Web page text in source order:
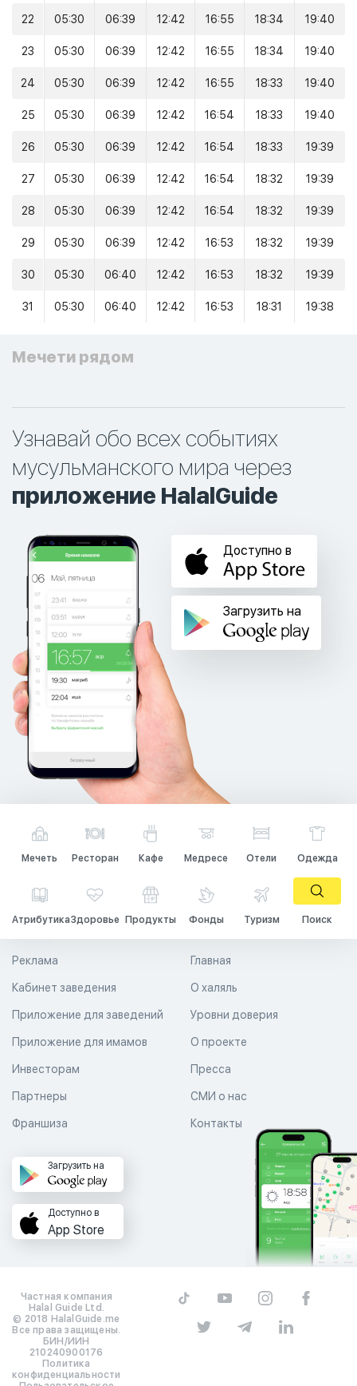
22 05:30 06:39 12:42 16:55 18:34 19:40
23 05:30 06:39 12:42 16:55 18:34 19:40
24 05:30 06:39 12:42 16:55 18:33 19:40
25 05:30 06:39 12:42 16:54 18:33 19:40
26 05:30 06:39 12:42 16:54 18:33 19:39
27 05:30 06:39 12:42 16:54 18:32 19:39
28 05:30 06:39 12:42 16:54 18:32 19:39
29 05:30 06:39 12:42 16:53 18:32 19:39
30 05:30 06:40 12:42 16:53 18:32 19:39
31 05:30 06:40 12:42 16:53 18:31 19:38
Мечети рядом
Узнавай обо всех событиях
мусульманского мира через
приложение HalalGuide
Доступно в
Загрузить на
Мечеть Ресторан Кафе Медресе Отели Одежда
АтрибутикаЗдоровье Продукты Фонды Туризм Поиск
Главная
О халяль
Уровни доверия
Реклама
Кабинет заведения
Приложение для заведений
Приложение для имамов О проекте
Пресса
СМИ о нас
Контакты
Инвесторам
Партнеры
Франшиза
Загрузить на
Доступно в
App Store
Частная компания
Halal Guide Ltd.
© 2018 HalalGuide.me
Все права защищены.
БИН/ИИН
210240900176
Политика
конфиденциальности